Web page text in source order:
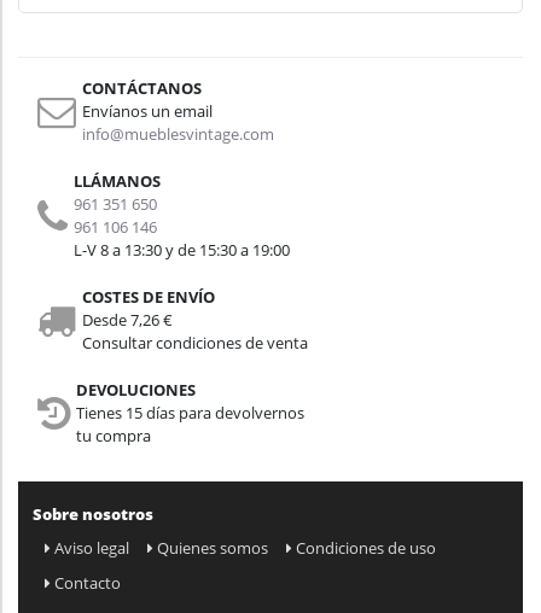
CONTÁCTANOS
Envíanos un email
info@mueblesvintage.com
LLÁMANOS
961 351 650
961 106 146
L-V 8 a 13:30 y de 15:30 a 19:00
COSTES DE ENVÍO
Desde 7,26 €
Consultar condiciones de venta
DEVOLUCIONES
Tienes 15 días para devolvernos
tu compra
Sobre nosotros
Aviso legal
Quienes somos
Condiciones de uso
Contacto